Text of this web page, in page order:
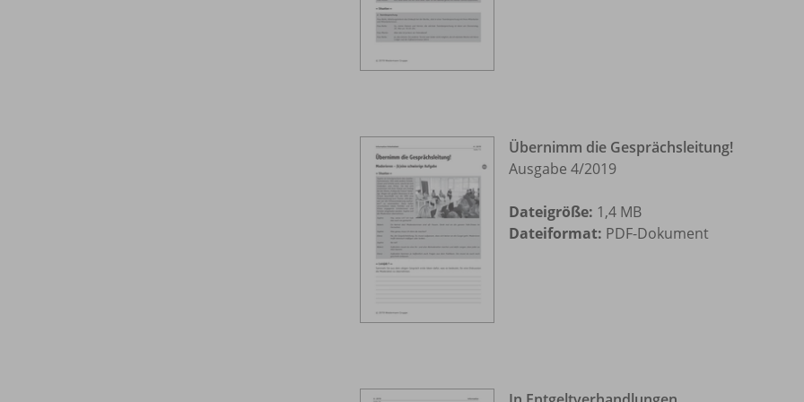
Übernimm die Gesprächsleitung!
Ausgabe 4/2019
Dateigröße: 1,4 MB
Dateiformat: PDF-Dokument